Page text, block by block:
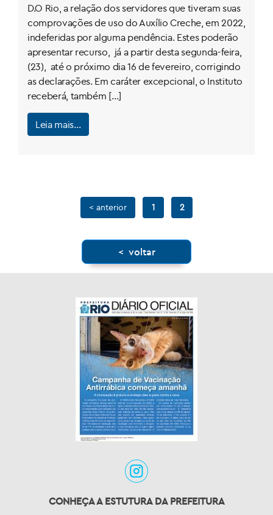
D.O Rio, a relação dos servidores que tiveram suas
comprovações de uso do Auxílio Creche, em 2022,
indeferidas por alguma pendência. Estes poderão
apresentar recurso, já a partir desta segunda-feira,
(23), até o próximo dia 16 de fevereiro, corrigindo
as declarações. Em caráter excepcional, o Instituto
receberá, também […]
Leia mais…
< anterior 1 2
< voltar
CONHEÇA A ESTUTURA DA PREFEITURA